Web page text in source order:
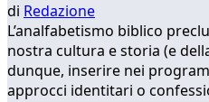
di Redazione
L’analfabetismo biblico
nostra cultura e storia (e
dunque, inserire nei
approcci identitari o